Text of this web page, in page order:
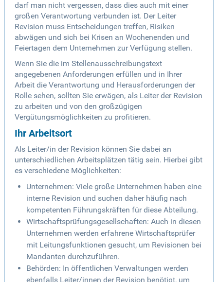
darf man nicht vergessen, dass dies auch mit einer
großen Verantwortung verbunden ist. Der Leiter
Revision muss Entscheidungen treffen, Risiken
abwägen und sich bei Krisen an Wochenenden und
Feiertagen dem Unternehmen zur Verfügung stellen.
Wenn Sie die im Stellenausschreibungstext
angegebenen Anforderungen erfüllen und in Ihrer
Arbeit die Verantwortung und Herausforderungen der
Rolle sehen, sollten Sie erwägen, als Leiter der Revision
zu arbeiten und von den großzügigen
Vergütungsmöglichkeiten zu profitieren.
Ihr Arbeitsort
Als Leiter/in der Revision können Sie dabei an
unterschiedlichen Arbeitsplätzen tätig sein. Hierbei gibt
es verschiedene Möglichkeiten:
Unternehmen: Viele große Unternehmen haben eine
interne Revision und suchen daher häufig nach
kompetenten Führungskräften für diese Abteilung.
Wirtschaftsprüfungsgesellschaften: Auch in diesen
Unternehmen werden erfahrene Wirtschaftsprüfer
mit Leitungsfunktionen gesucht, um Revisionen bei
Mandanten durchzuführen.
Behörden: In öffentlichen Verwaltungen werden
ebenfalls Leiter/innen der Revision benötigt, um